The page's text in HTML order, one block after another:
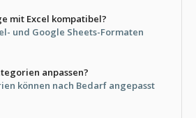
mit Excel kompatibel?
und Google Sheets-Formaten
anpassen?
können nach Bedarf angepasst